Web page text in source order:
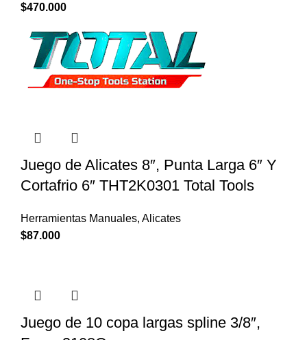
$470.000
Juego de Alicates 8″, Punta Larga 6″ Y
Cortafrio 6″ THT2K0301 Total Tools
Herramientas Manuales, Alicates
$87.000
Juego de 10 copa largas spline 3/8″,